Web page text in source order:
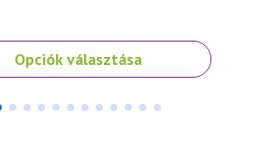
Opciók választása